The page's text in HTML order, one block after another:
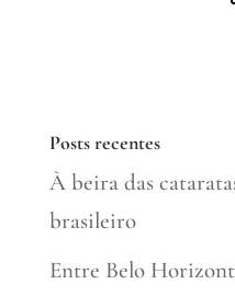
Posts recentes
À beira das
brasileiro
Entre Belo